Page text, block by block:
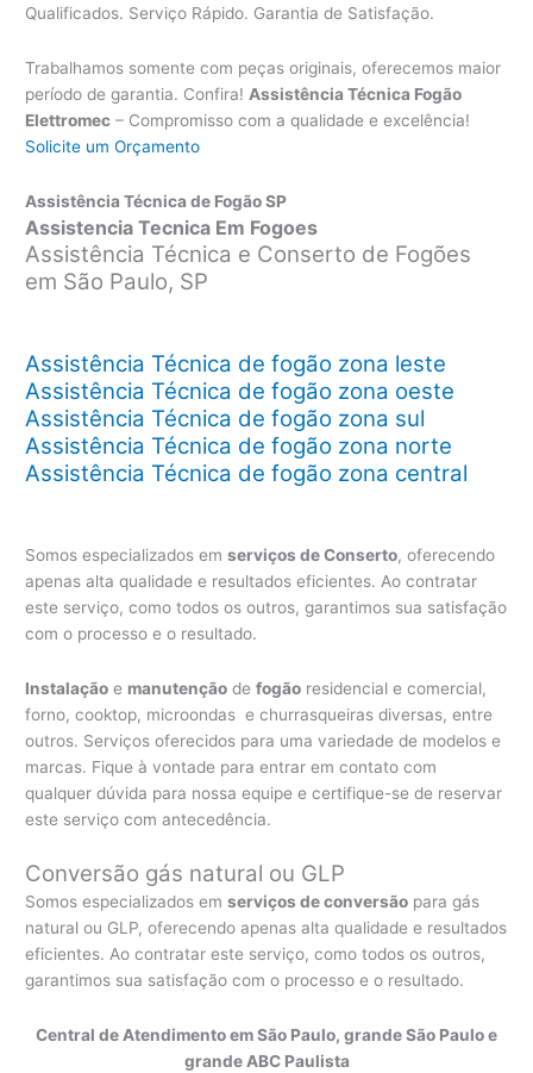
Qualificados. Serviço Rápido. Garantia de Satisfação.
Trabalhamos somente com peças originais, oferecemos maior
período de garantia. Confira! Assistência Técnica Fogão
Elettromec – Compromisso com a qualidade e excelência!
Solicite um Orçamento
Assistência Técnica de Fogão SP
Assistencia Tecnica Em Fogoes
Assistência Técnica e Conserto de Fogões
em São Paulo, SP
Assistência Técnica de fogão zona leste
Assistência Técnica de fogão zona oeste
Assistência Técnica de fogão zona sul
Assistência Técnica de fogão zona norte
Assistência Técnica de fogão zona central
Somos especializados emserviços de Conserto, oferecendo
apenas alta qualidade e resultados eficientes. Ao contratar
este serviço, como todos os outros, garantimos sua satisfação
com o processo e o resultado.
Instalação e manutenção defogão residencial e comercial,
forno, cooktop, microondas e churrasqueiras diversas, entre
outros. Serviços oferecidos para uma variedade de modelos e
marcas. Fique à vontade para entrar em contato com
qualquer dúvida para nossa equipe e certifique-se de reservar
este serviço com antecedência.
Conversão gás natural ou GLP
Somos especializados emserviços de conversão para gás
natural ou GLP, oferecendo apenas alta qualidade e resultados
eficientes. Ao contratar este serviço, como todos os outros,
garantimos sua satisfação com o processo e o resultado.
Central de Atendimento em São Paulo, grande São Paulo e
grande ABC Paulista